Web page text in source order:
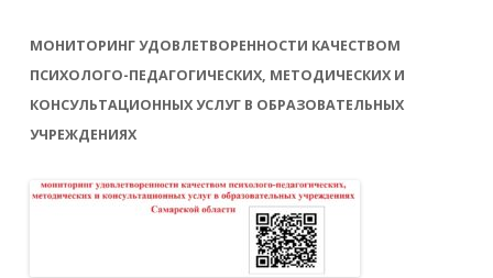
МОНИТОРИНГ УДОВЛЕТВОРЕННОСТИ КАЧЕСТВОМ
ПСИХОЛОГО-ПЕДАГОГИЧЕСКИХ, МЕТОДИЧЕСКИХ И
КОНСУЛЬТАЦИОННЫХ УСЛУГ В ОБРАЗОВАТЕЛЬНЫХ
УЧРЕЖДЕНИЯХ